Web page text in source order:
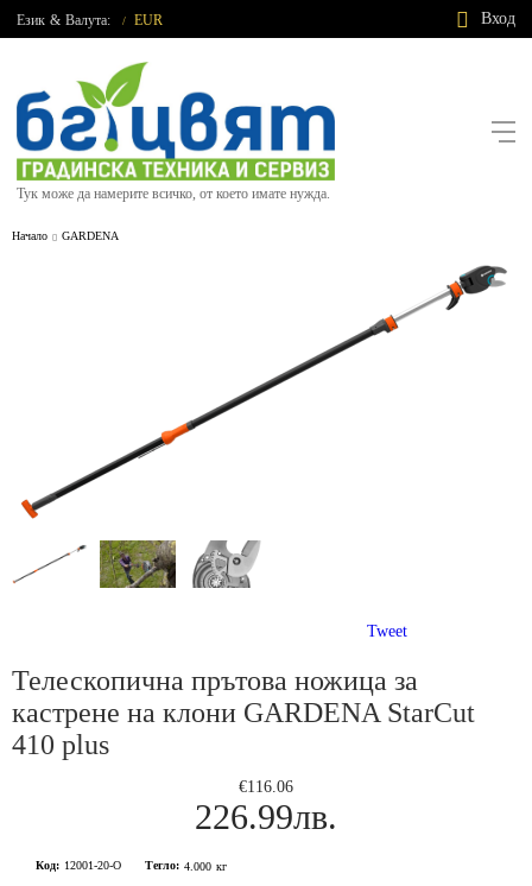
Език & Валута: / EUR Вход
Тук може да намерите всичко, от което имате нужда.
Начало GARDENA
Tweet
Телескопична прътова ножица за
кастрене на клони GARDENA StarCut
410 plus
€116.06
226.99лв.
Код: 12001-20-О Тегло: 4.000 кг